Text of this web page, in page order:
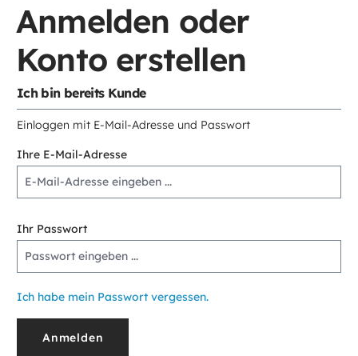
Anmelden oder
Konto erstellen
Ich bin bereits Kunde
Einloggen mit E-Mail-Adresse und Passwort
Ihre E-Mail-Adresse
Ihr Passwort
Ich habe mein Passwort vergessen.
Anmelden